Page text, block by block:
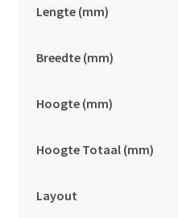
Lengte (mm)
Breedte (mm)
Hoogte (mm)
Hoogte Totaal (mm)
Layout